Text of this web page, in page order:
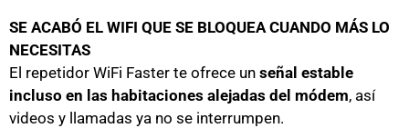
SE ACABÓ EL WIFI QUE SE BLOQUEA CUANDO MÁS LO
NECESITAS
El repetidor WiFi Faster te ofrece un señal estable
incluso en las habitaciones alejadas del módem, así
videos y llamadas ya no se interrumpen.